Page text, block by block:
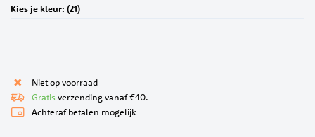
beginKies je kleur: (21)
Niet op voorraad
Gratis verzending vanaf €40.
Achteraf betalen mogelijk